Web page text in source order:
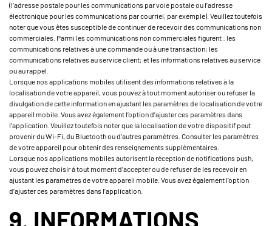
(l’adresse postale pour les communications par voie postale ou l’adresse
électronique pour les communications par courriel, par exemple). Veuillez toutefois
noter que vous êtes susceptible de continuer de recevoir des communications non
commerciales. Parmi les communications non commerciales figurent : les
communications relatives à une commande ou à une transaction; les
communications relatives au service client; et les informations relatives au service
ou au rappel.
Lorsque nos applications mobiles utilisent des informations relatives à la
localisation de votre appareil, vous pouvez à tout moment autoriser ou refuser la
divulgation de cette information en ajustant les paramètres de localisation de votre
appareil mobile. Vous avez également l’option d’ajuster ces paramètres dans
l’application. Veuillez toutefois noter que la localisation de votre dispositif peut
provenir du Wi-Fi, du Bluetooth ou d’autres paramètres. Consulter les paramètres
de votre appareil pour obtenir des renseignements supplémentaires.
Lorsque nos applications mobiles autorisent la réception de notifications push,
vous pouvez choisir à tout moment d’accepter ou de refuser de les recevoir en
ajustant les paramètres de votre appareil mobile. Vous avez également l’option
d’ajuster ces paramètres dans l’application.
9. INFORMATIONS